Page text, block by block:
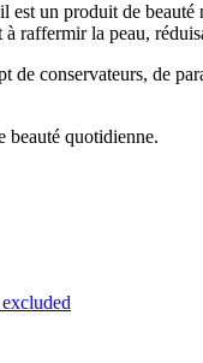
un produit de beauté
à raffermir la peau,
conservateurs, de
beauté quotidienne.